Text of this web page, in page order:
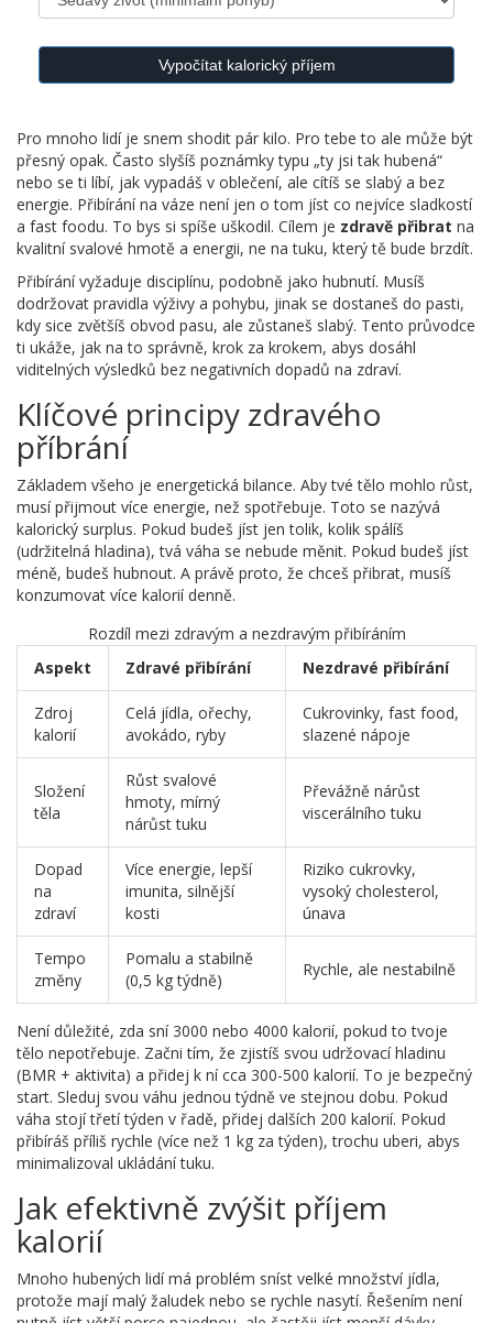
Vypočítat kalorický příjem
Pro mnoho lidí je snem shodit pár kilo. Pro tebe to ale může být
přesný opak. Často slyšíš poznámky typu „ty jsi tak hubená“
nebo se ti líbí, jak vypadáš v oblečení, ale cítíš se slabý a bez
energie. Přibírání na váze není jen o tom jíst co nejvíce sladkostí
a fast foodu. To bys si spíše uškodil. Cílem je zdravě přibrat na
kvalitní svalové hmotě a energii, ne na tuku, který tě bude brzdít.
Přibírání vyžaduje disciplínu, podobně jako hubnutí. Musíš
dodržovat pravidla výživy a pohybu, jinak se dostaneš do pasti,
kdy sice zvětšíš obvod pasu, ale zůstaneš slabý. Tento průvodce
ti ukáže, jak na to správně, krok za krokem, abys dosáhl
viditelných výsledků bez negativních dopadů na zdraví.
Klíčové principy zdravého
příbrání
Základem všeho je energetická bilance. Aby tvé tělo mohlo růst,
musí přijmout více energie, než spotřebuje. Toto se nazývá
kalorický surplus. Pokud budeš jíst jen tolik, kolik spálíš
(udržitelná hladina), tvá váha se nebude měnit. Pokud budeš jíst
méně, budeš hubnout. A právě proto, že chceš přibrat, musíš
konzumovat více kalorií denně.
Rozdíl mezi zdravým a nezdravým přibíráním
Aspekt
Zdravé přibírání Nezdravé přibírání
Zdroj
kalorií
Celá jídla, ořechy,
avokádo, ryby
Cukrovinky, fast food,
slazené nápoje
Složení
těla
Růst svalové
hmoty, mírný
nárůst tuku
Převážně nárůst
viscerálního tuku
Dopad
na
zdraví
Více energie, lepší
imunita, silnější
kosti
Riziko cukrovky,
vysoký cholesterol,
únava
Tempo
změny
Pomalu a stabilně
(0,5 kg týdně)
Rychle, ale nestabilně
Není důležité, zda sní 3000 nebo 4000 kalorií, pokud to tvoje
tělo nepotřebuje. Začni tím, že zjistíš svou udržovací hladinu
(BMR + aktivita) a přidej k ní cca 300-500 kalorií. To je bezpečný
start. Sleduj svou váhu jednou týdně ve stejnou dobu. Pokud
váha stojí třetí týden v řadě, přidej dalších 200 kalorií. Pokud
přibíráš příliš rychle (více než 1 kg za týden), trochu uberi, abys
minimalizoval ukládání tuku.
Jak efektivně zvýšit příjem
kalorií
Mnoho hubených lidí má problém sníst velké množství jídla,
protože mají malý žaludek nebo se rychle nasytí. Řešením není